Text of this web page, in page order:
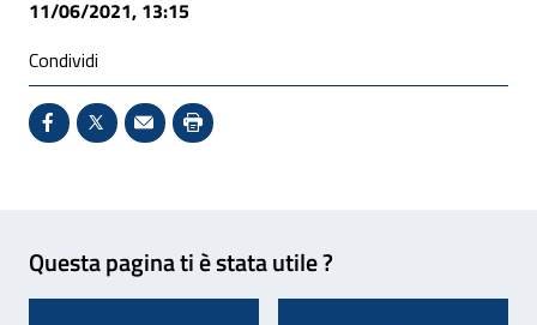
11/06/2021, 13:15
Condividi
Condividi su Facebook - Sito esterno - Apertura in
X - Sito esterno - Apertura in nuova finestra
Invio Mail: apre il programma di posta
Stampa pagina: scelta meno
Questa pagina ti è stata utile ?